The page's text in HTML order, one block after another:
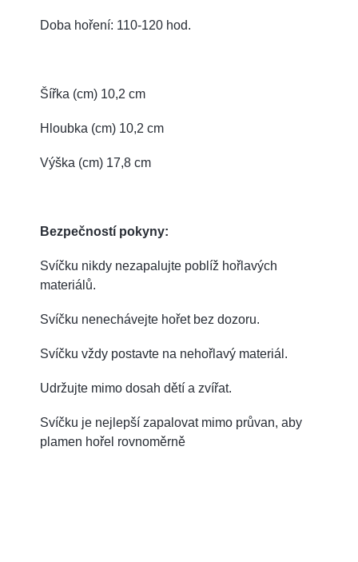
Doba hoření: 110-120 hod.
Šířka (cm) 10,2 cm
Hloubka (cm) 10,2 cm
Výška (cm) 17,8 cm
Bezpečností pokyny:
Svíčku nikdy nezapalujte poblíž hořlavých
materiálů.
Svíčku nenechávejte hořet bez dozoru.
Svíčku vždy postavte na nehořlavý materiál.
Udržujte mimo dosah dětí a zvířat.
Svíčku je nejlepší zapalovat mimo průvan, aby
plamen hořel rovnoměrně